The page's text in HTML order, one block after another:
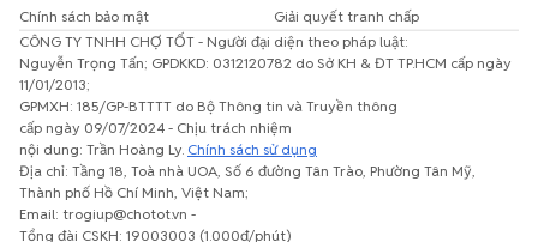
Chính sách bảo mật
Giải quyết tranh chấp
CÔNG TY TNHH CHỢ TỐT - Người đại diện theo pháp luật:
Nguyễn Trọng Tấn; GPDKKD: 0312120782 do Sở KH & ĐT TP.HCM cấp ngày
11/01/2013;
GPMXH: 185/GP-BTTTT do Bộ Thông tin và Truyền thông
cấp ngày 09/07/2024 - Chịu trách nhiệm
nội dung: Trần Hoàng Ly. Chính sách sử dụng
Địa chỉ: Tầng 18, Toà nhà UOA, Số 6 đường Tân Trào, Phường Tân Mỹ,
Thành phố Hồ Chí Minh, Việt Nam;
Email: trogiup@chotot.vn -
Tổng đài CSKH: 19003003 (1.000đ/phút)